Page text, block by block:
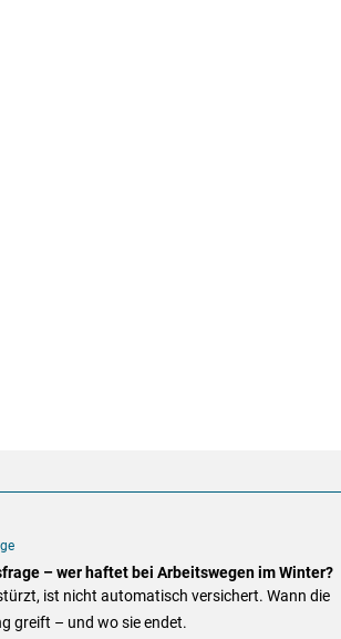
– wer haftet bei Arbeitswegen im Winter?
ist nicht automatisch versichert. Wann die
greift – und wo sie endet.